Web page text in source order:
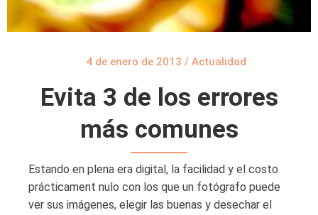
4 de enero de 2013 / Actualidad
Evita 3 de los errores
más comunes
Estando en plena era digital, la facilidad y el costo
prácticament nulo con los que un fotógrafo puede
ver sus imágenes, elegir las buenas y desechar el